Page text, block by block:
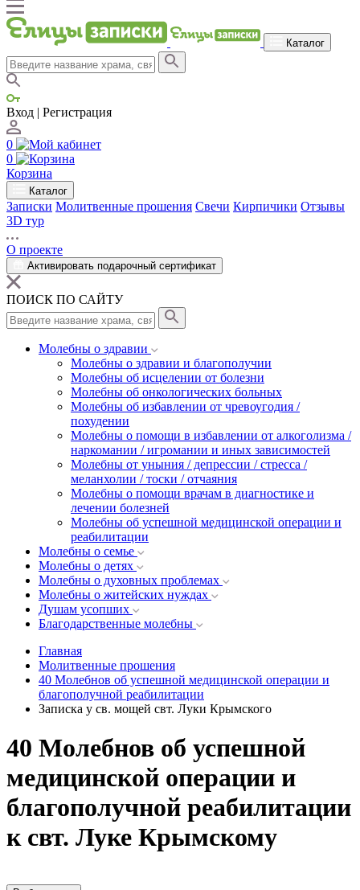
Каталог
Вход | Регистрация
0
0
Корзина
Каталог
Записки Молитвенные прошения Свечи Кирпичики Отзывы
3D тур
О проекте
Активировать подарочный сертификат
ПОИСК ПО САЙТУ
Молебны о здравии
Молебны о здравии и благополучии
Молебны об исцелении от болезни
Молебны об онкологических больных
Молебны об избавлении от чревоугодия /
похудении
Молебны о помощи в избавлении от алкоголизма /
наркомании / игромании и иных зависимостей
Молебны от уныния / депрессии / стресса /
меланхолии / тоски / отчаяния
Молебны о помощи врачам в диагностике и
лечении болезней
Молебны об успешной медицинской операции и
реабилитации
Молебны о семье
Молебны о детях
Молебны о духовных проблемах
Молебны о житейских нуждах
Душам усопших
Благодарственные молебны
Главная
Молитвенные прошения
40 Молебнов об успешной медицинской операции и
благополучной реабилитации
Записка у св. мощей свт. Луки Крымского
40 Молебнов об успешной
медицинской операции и
благополучной реабилитации
к свт. Луке Крымскому